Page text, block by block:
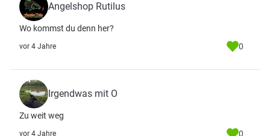
Angelshop Rutilus
Wo kommst du denn her?
vor 4 Jahre 0
Irgendwas mit O
Zu weit weg
vor 4 Jahre 0